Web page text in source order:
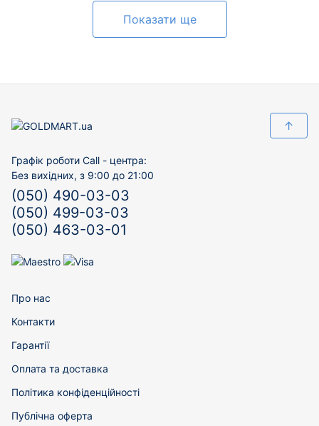
Показати ще
↑
Графік роботи Call - центра:
Без вихідних, з 9:00 до 21:00
(050) 490-03-03
(050) 499-03-03
(050) 463-03-01
Про нас
Контакти
Гарантії
Оплата та доставка
Політика конфіденційності
Публічна оферта